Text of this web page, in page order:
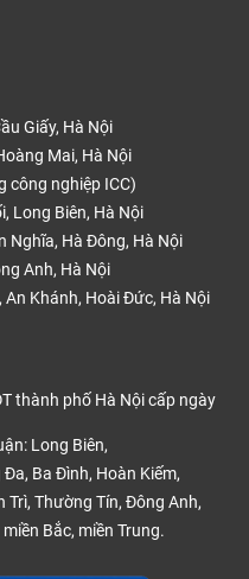
Giấy, Hà Nội
Mai, Hà Nội
công nghiệp ICC)
Long Biên, Hà Nội
Nghĩa, Hà Đông, Hà Nội
Anh, Hà Nội
Khánh, Hoài Đức, Hà Nội
thành phố Hà Nội cấp ngày
Long Biên,
Ba Đình, Hoàn Kiếm,
Trì, Thường Tín, Đông Anh,
Bắc, miền Trung.